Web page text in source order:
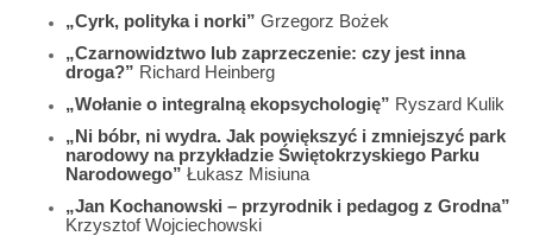
„Cyrk, polityka i norki” Grzegorz Bożek
„Czarnowidztwo lub zaprzeczenie: czy jest inna
droga?” Richard Heinberg
„Wołanie o integralną ekopsychologię” Ryszard Kulik
„Ni bóbr, ni wydra. Jak powiększyć i zmniejszyć park
narodowy na przykładzie Świętokrzyskiego Parku
Narodowego” Łukasz Misiuna
„Jan Kochanowski – przyrodnik i pedagog z Grodna”
Krzysztof Wojciechowski